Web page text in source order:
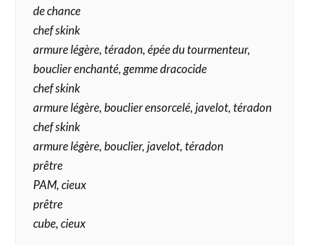
de chance
chef skink
armure légère, téradon, épée du tourmenteur,
bouclier enchanté, gemme dracocide
chef skink
armure légère, bouclier ensorcelé, javelot, téradon
chef skink
armure légère, bouclier, javelot, téradon
prêtre
PAM, cieux
prêtre
cube, cieux